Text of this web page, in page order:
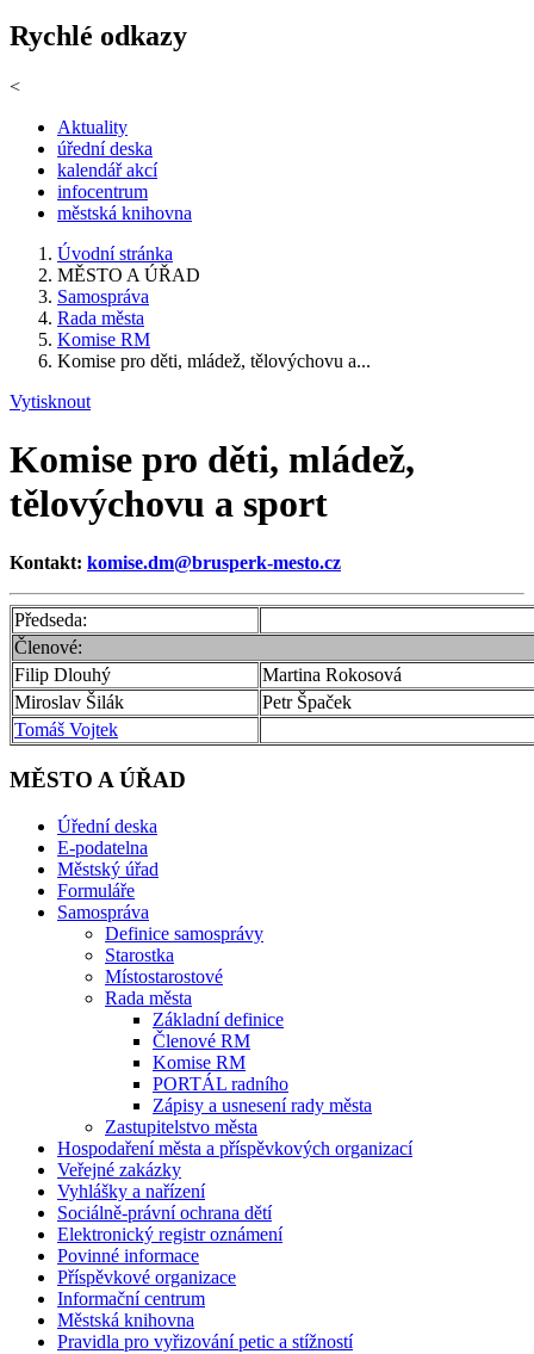
Rychlé odkazy
<
Aktuality
úřední deska
kalendář akcí
infocentrum
městská knihovna
Úvodní stránka
MĚSTO A ÚŘAD
Samospráva
Rada města
Komise RM
Komise pro děti, mládež, tělovýchovu a...
Vytisknout
Komise pro děti, mládež,
tělovýchovu a sport
Kontakt: komise.dm@brusperk-mesto.cz
Předseda:
Členové:
Filip Dlouhý
Martina Rokosová
Miroslav Šilák
Petr Špaček
Tomáš Vojtek
MĚSTO A ÚŘAD
Úřední deska
E-podatelna
Městský úřad
Formuláře
Samospráva
Definice samosprávy
Starostka
Místostarostové
Rada města
Základní definice
Členové RM
Komise RM
PORTÁL radního
Zápisy a usnesení rady města
Zastupitelstvo města
Hospodaření města a příspěvkových organizací
Veřejné zakázky
Vyhlášky a nařízení
Sociálně-právní ochrana dětí
Elektronický registr oznámení
Povinné informace
Příspěvkové organizace
Informační centrum
Městská knihovna
Pravidla pro vyřizování petic a stížností